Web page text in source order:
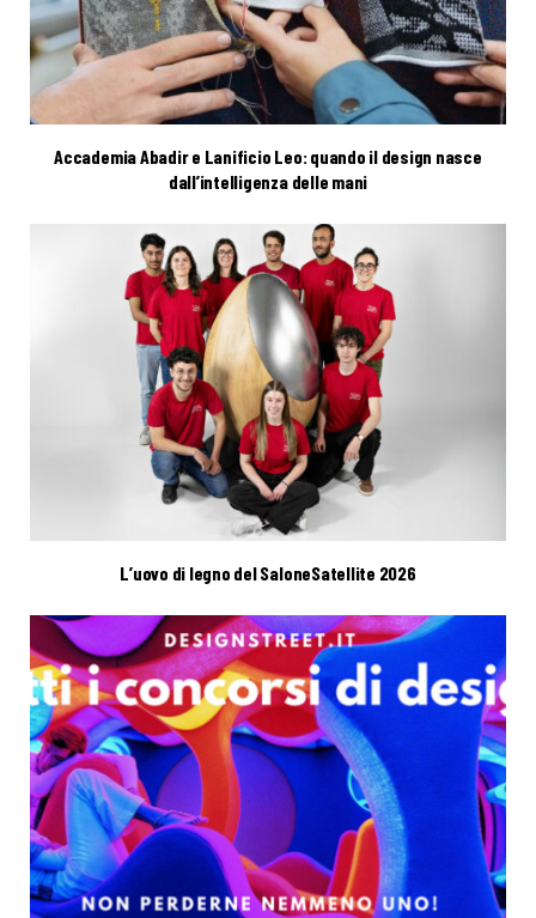
Accademia Abadir e Lanificio Leo: quando il design nasce
dall’intelligenza delle mani
L’uovo di legno del SaloneSatellite 2026